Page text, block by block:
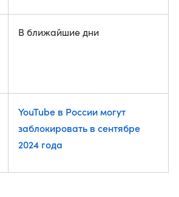
В ближайшие дни
YouTube в России могут
заблокировать в сентябре
2024 года